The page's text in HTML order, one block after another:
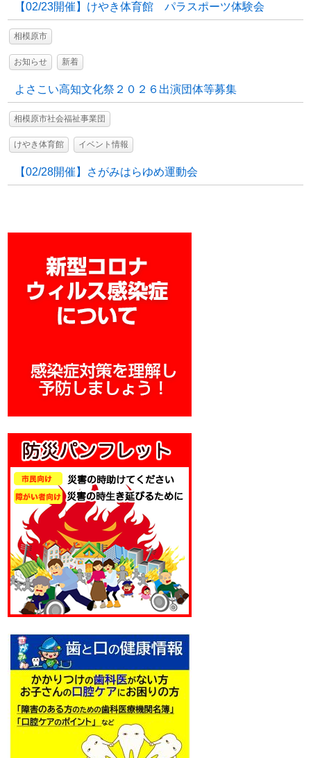
【02/23開催】けやき体育館 パラスポーツ体験会
相模原市
お知らせ 新着
よさこい高知文化祭２０２６出演団体等募集
相模原市社会福祉事業団
けやき体育館 イベント情報
【02/28開催】さがみはらゆめ運動会